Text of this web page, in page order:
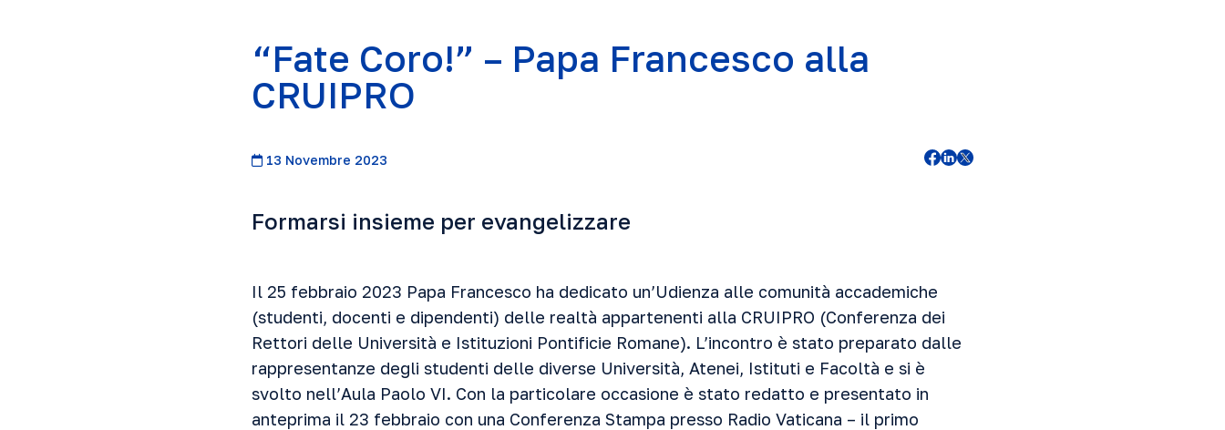
“Fate Coro!” – Papa Francesco alla
CRUIPRO
13 Novembre 2023
Formarsi insieme per evangelizzare
Il 25 febbraio 2023 Papa Francesco ha dedicato un’Udienza alle comunità accademiche
(studenti, docenti e dipendenti) delle realtà appartenenti alla CRUIPRO (Conferenza dei
Rettori delle Università e Istituzioni Pontificie Romane). L’incontro è stato preparato dalle
rappresentanze degli studenti delle diverse Università, Atenei, Istituti e Facoltà e si è
svolto nell’Aula Paolo VI. Con la particolare occasione è stato redatto e presentato in
anteprima il 23 febbraio con una Conferenza Stampa presso Radio Vaticana – il primo